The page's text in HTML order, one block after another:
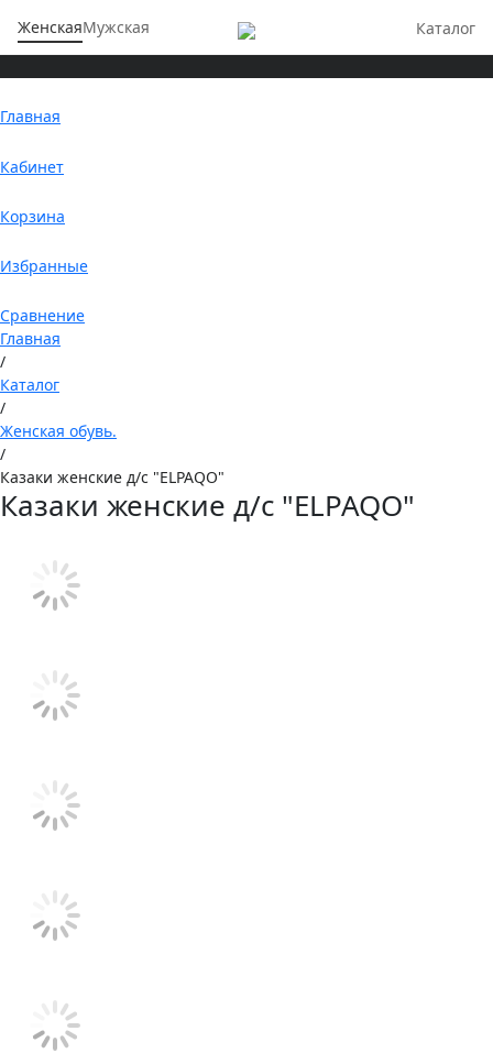
ЖенскаяМужская Каталог
Главная
Кабинет
Корзина
Избранные
Сравнение
Главная
/
Каталог
/
Женская обувь.
/
Казаки женские д/с "ELPAQO"
Казаки женские д/с "ELPAQO"